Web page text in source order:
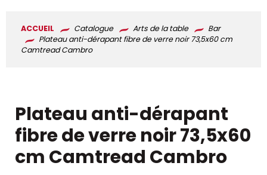
ACCUEIL Catalogue Arts de la table
Bar
Plateau anti-dérapant fibre de verre noir 73,5x60 cm
Camtread Cambro
Plateau anti-dérapant
fibre de verre noir 73,5x60
cm Camtread Cambro